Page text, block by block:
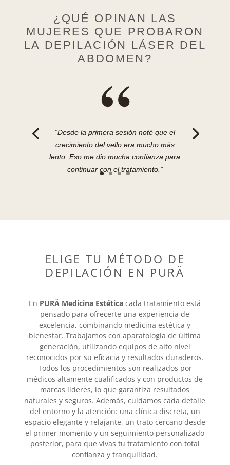
¿QUÉ OPINAN LAS
MUJERES QUE PROBARON
LA DEPILACIÓN LÁSER DEL
ABDOMEN?
“
“Desde la primera sesión noté que el
crecimiento del vello era mucho más
lento. Eso me dio mucha confianza para
continuar con el tratamiento.”
ELIGE TU MÉTODO DE
DEPILACIÓN EN PURÄ
En PURÄ Medicina Estética cada tratamiento está
pensado para ofrecerte una experiencia de
excelencia, combinando medicina estética y
bienestar. Trabajamos con aparatología de última
generación, utilizando equipos de alto nivel
reconocidos por su eficacia y resultados duraderos.
Todos los procedimientos son realizados por
médicos altamente cualificados y con productos de
marcas líderes, lo que garantiza resultados
naturales y seguros. Además, cuidamos cada detalle
del entorno y la atención: una clínica discreta, un
espacio elegante y relajante, un trato cercano desde
el primer momento y un seguimiento personalizado
posterior, para que vivas tu tratamiento con total
confianza y tranquilidad.